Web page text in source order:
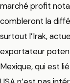
marché profit
combleront la
surtout l’Irak,
exportateur
Mexique, qui est